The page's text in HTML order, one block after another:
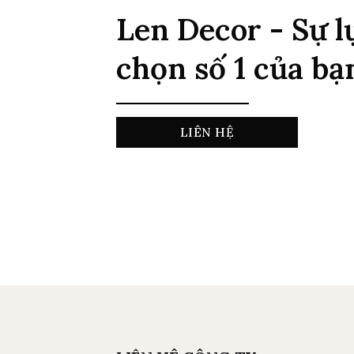
Len Decor - Sự
chọn số 1 của
LIÊN HỆ